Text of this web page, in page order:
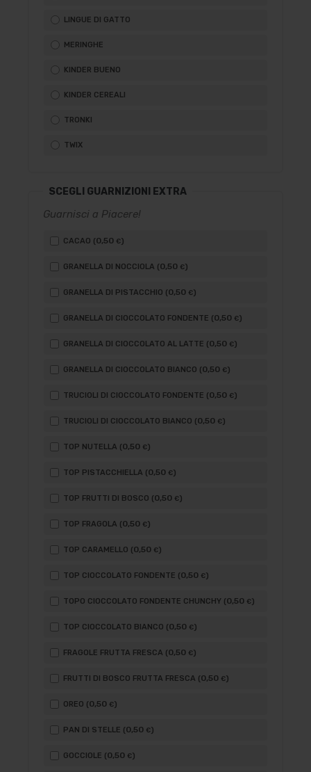
LINGUE DI GATTO
MERINGHE
KINDER BUENO
KINDER CEREALI
TRONKI
TWIX
SCEGLI GUARNIZIONI EXTRA
Guarnisci a Piacere!
CACAO (0,50 €)
GRANELLA DI NOCCIOLA (0,50 €)
GRANELLA DI PISTACCHIO (0,50 €)
GRANELLA DI CIOCCOLATO FONDENTE (0,50 €)
GRANELLA DI CIOCCOLATO AL LATTE (0,50 €)
GRANELLA DI CIOCCOLATO BIANCO (0,50 €)
TRUCIOLI DI CIOCCOLATO FONDENTE (0,50 €)
TRUCIOLI DI CIOCCOLATO BIANCO (0,50 €)
TOP NUTELLA (0,50 €)
TOP PISTACCHIELLA (0,50 €)
TOP FRUTTI DI BOSCO (0,50 €)
TOP FRAGOLA (0,50 €)
TOP CARAMELLO (0,50 €)
TOP CIOCCOLATO FONDENTE (0,50 €)
TOPO CIOCCOLATO FONDENTE CHUNCHY (0,50 €)
TOP CIOCCOLATO BIANCO (0,50 €)
FRAGOLE FRUTTA FRESCA (0,50 €)
FRUTTI DI BOSCO FRUTTA FRESCA (0,50 €)
OREO (0,50 €)
PAN DI STELLE (0,50 €)
GOCCIOLE (0,50 €)